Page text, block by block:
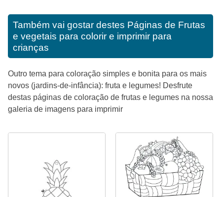
Também vai gostar destes Páginas de Frutas
e vegetais para colorir e imprimir para
crianças
Outro tema para coloração simples e bonita para os mais
novos (jardins-de-infância): fruta e legumes! Desfrute
destas páginas de coloração de frutas e legumes na nossa
galeria de imagens para imprimir